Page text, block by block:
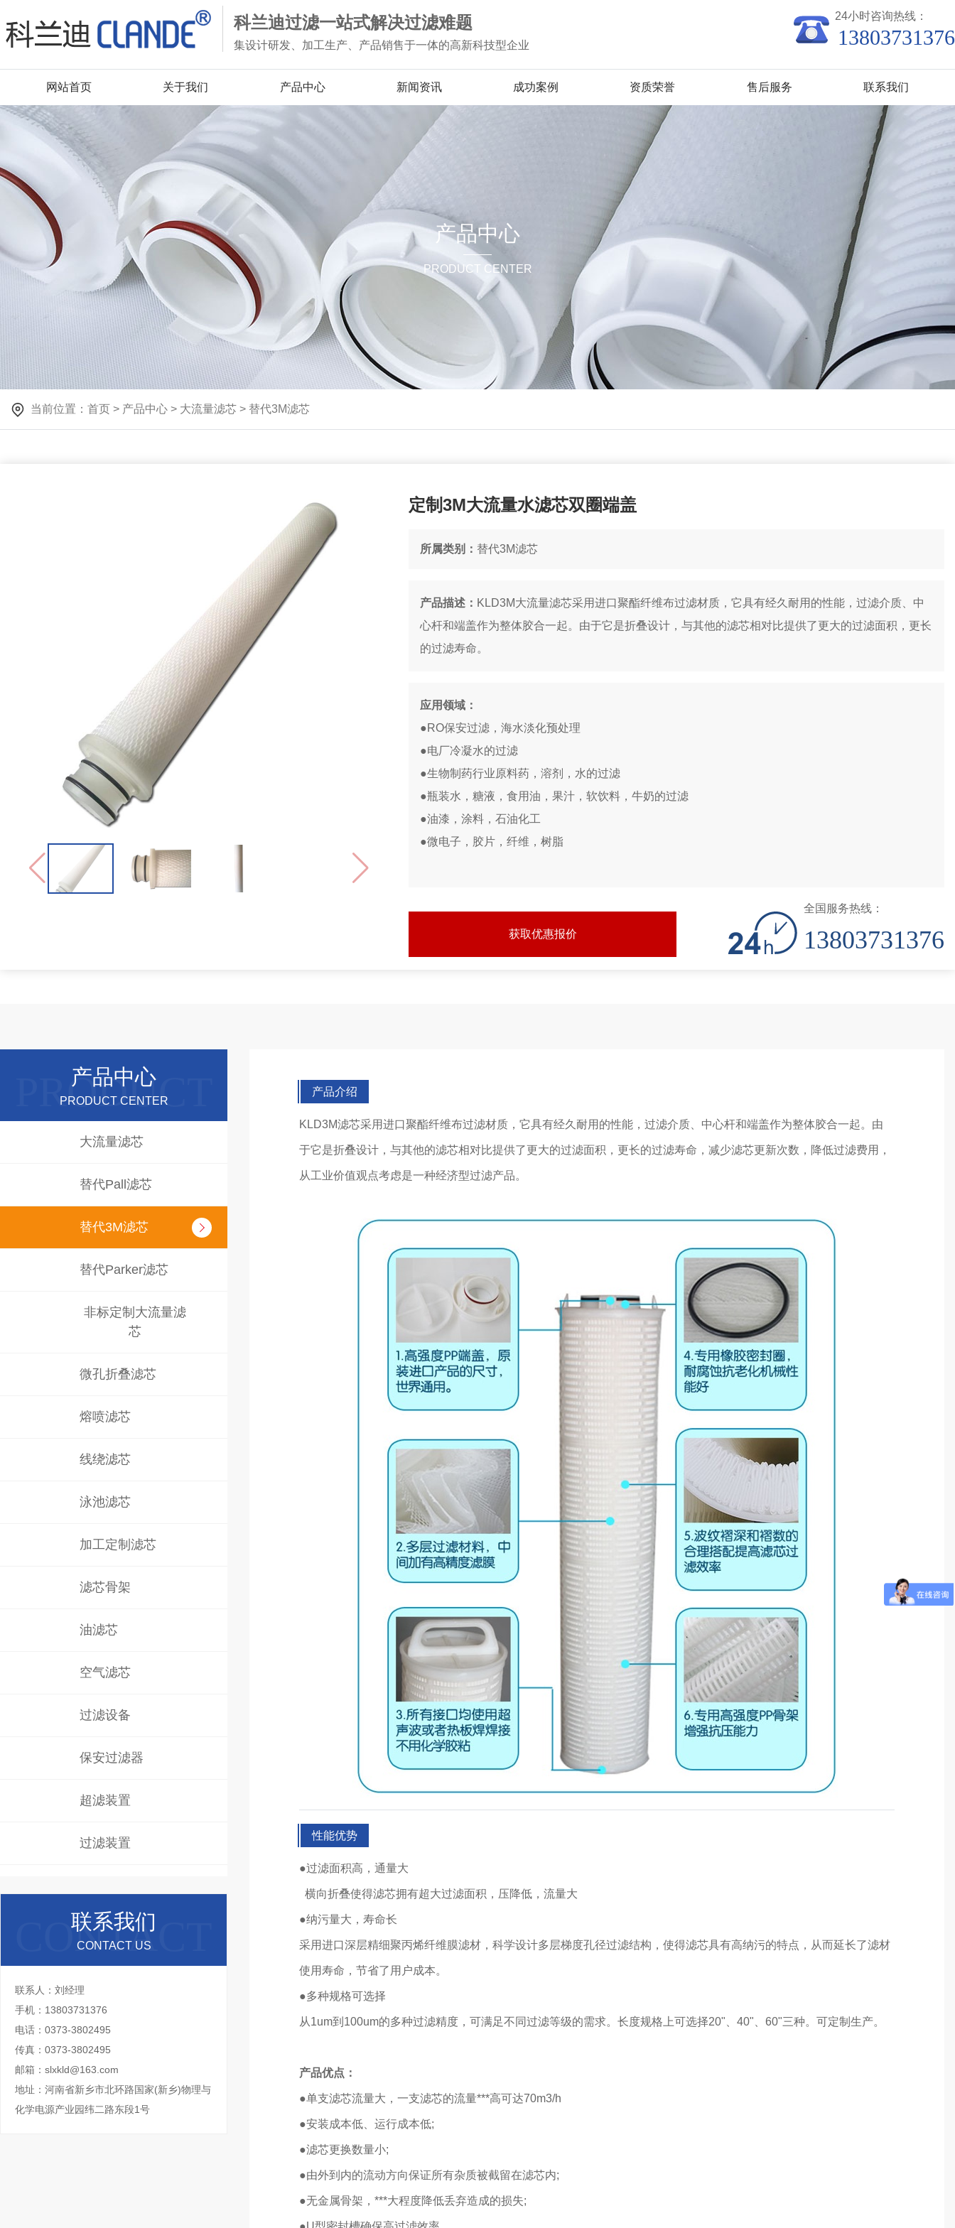
科兰迪过滤一站式解决过滤难题
集设计研发、加工生产、产品销售于一体的高新科技型企业
24小时咨询热线：
13803731376
网站首页 关于我们 产品中心 新闻资讯 成功案例 资质荣誉 售后服务 联系我们
产品中心
PRODUCT CENTER
当前位置： 首页 > 产品中心 > 大流量滤芯 > 替代3M滤芯
定制3M大流量水滤芯双圈端盖
所属类别： 替代3M滤芯
产品描述： KLD3M大流量滤芯采用进口聚酯纤维布过滤材质，它具有经久耐用的性能，过滤介质、中
心杆和端盖作为整体胶合一起。由于它是折叠设计，与其他的滤芯相对比提供了更大的过滤面积，更长
的过滤寿命。
应用领域：
●RO保安过滤，海水淡化预处理
●电厂冷凝水的过滤
●生物制药行业原料药，溶剂，水的过滤
●瓶装水，糖液，食用油，果汁，软饮料，牛奶的过滤
●油漆，涂料，石油化工
●微电子，胶片，纤维，树脂
获取优惠报价
全国服务热线：
13803731376
产品中心
PRODUCT CENTER
大流量滤芯
替代Pall滤芯
替代3M滤芯
替代Parker滤芯
非标定制大流量滤
芯
微孔折叠滤芯
熔喷滤芯
线绕滤芯
泳池滤芯
加工定制滤芯
滤芯骨架
油滤芯
空气滤芯
过滤设备
保安过滤器
超滤装置
过滤装置
联系我们
CONTACT US
联系人：刘经理
手机：13803731376
电话：0373-3802495
传真：0373-3802495
邮箱：slxkld@163.com
地址：河南省新乡市北环路国家(新乡)物理与
化学电源产业园纬二路东段1号
产品介绍
KLD3M滤芯采用进口聚酯纤维布过滤材质，它具有经久耐用的性能，过滤介质、中心杆和端盖作为整体胶合一起。由
于它是折叠设计，与其他的滤芯相对比提供了更大的过滤面积，更长的过滤寿命，减少滤芯更新次数，降低过滤费用，
从工业价值观点考虑是一种经济型过滤产品。
性能优势
●过滤面积高，通量大
横向折叠使得滤芯拥有超大过滤面积，压降低，流量大
●纳污量大，寿命长
采用进口深层精细聚丙烯纤维膜滤材，科学设计多层梯度孔径过滤结构，使得滤芯具有高纳污的特点，从而延长了滤材
使用寿命，节省了用户成本。
●多种规格可选择
从1um到100um的多种过滤精度，可满足不同过滤等级的需求。长度规格上可选择20"、40"、60"三种。可定制生产。
产品优点：
●单支滤芯流量大，一支滤芯的流量***高可达70m3/h
●安装成本低、运行成本低;
●滤芯更换数量小;
●由外到内的流动方向保证所有杂质被截留在滤芯内;
●无金属骨架，***大程度降低丢弃造成的损失;